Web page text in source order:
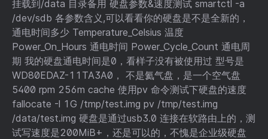
挂载到/data 目录备用 硬盘参数&速度测试 smartctl -a
/dev/sdb 各参数含义,可以看看你的硬盘是不是全新的，
通电时间多少 Temperature_Celsius 温度
Power_On_Hours 通电时间 Power_Cycle_Count 通电周
期 我的硬盘通电时间是0，看样子没有被使用过 型号是
WD80EDAZ-11TA3A0， 不是氦气盘，是一个空气盘
5400 rpm 256m cache 使用pv 命令测试下硬盘的速度
fallocate -l 1G /tmp/test.img pv /tmp/test.img
/data/test.img 硬盘是通过usb3.0 连接在软路由上的，测
试写速度是200MiB+，还是可以的，不愧是企业级硬盘